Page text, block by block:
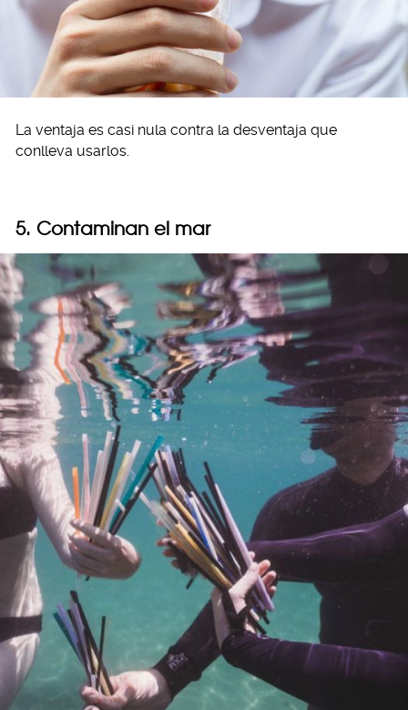
La ventaja es casi nula contra la desventaja que
conlleva usarlos.
5. Contaminan el mar